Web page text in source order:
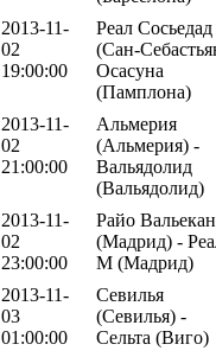
2013-11-
02
19:00:00
Реал Сосьедад
(Сан-
Осасуна
(Памплона)
2013-11-
02
21:00:00
Альмерия
(Альмерия) -
Вальядолид
(Вальядолид)
2013-11-
02
23:00:00
Райо
(Мадрид) -
М (Мадрид)
2013-11-
03
01:00:00
Севилья
(Севилья) -
Сельта (Виго)